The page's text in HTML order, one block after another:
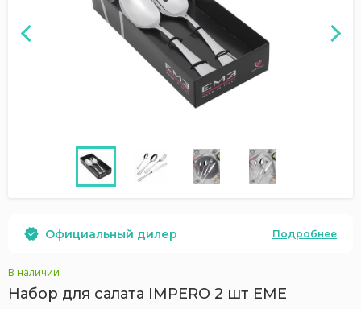
Официальный дилер Подробнее
В наличии
Набор для салата IMPERO 2 шт EME